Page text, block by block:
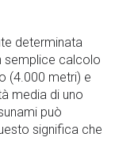
determinata
semplice calcolo
(4.000 metri) e
media di uno
può
significa che